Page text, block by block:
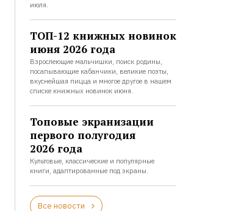
июля.
ТОП-12 книжных новинок
июня 2026 года
Взрослеющие мальчишки, поиск родины,
посапывающие кабанчики, великие поэты,
вкуснейшая пицца и многое другое в нашем
списке книжных новинок июня.
Топовые экранизации
первого полугодия
2026 года
Культовые, классические и популярные
книги, адаптированные под экраны.
Все новости